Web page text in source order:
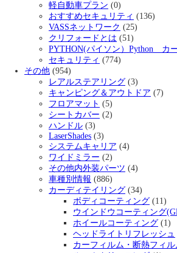
軽自動車プラン (0)
おすすめセキュリティ (136)
VASSネットワーク (25)
クリフォードとは (51)
PYTHON(パイソン）Python カ
セキュリティ (774)
その他 (954)
レアルステアリング (3)
キャンピング＆アウトドア (7)
フロアマット (5)
シートカバー (2)
ハンドル (3)
LaserShades (3)
システムキャリア (4)
ワイドミラー (2)
その他内外装パーツ (4)
車種別情報 (886)
カーディテイリング (34)
ボディコーティング (11)
ウインドウコーティング
ホイールコーティング (1)
ヘッドライトリフレッシュ
カーフィルム・断熱フィル